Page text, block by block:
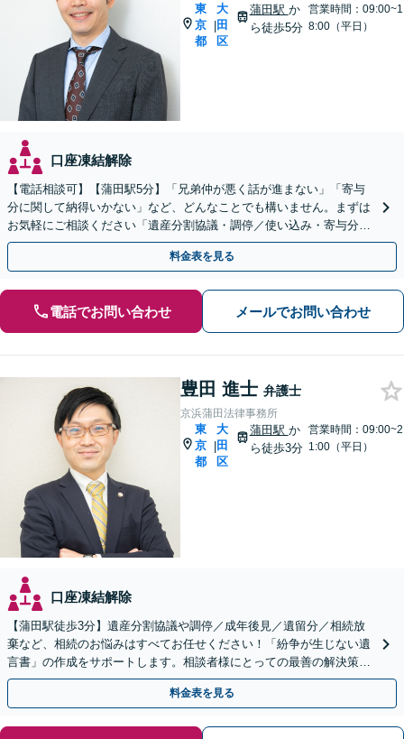
東
京
都
|
大
田
区
蒲田駅 か
ら徒歩5分
営業時間：09:00~1
8:00（平日）
口座凍結解除
【電話相談可】【蒲田駅5分】「兄弟仲が悪く話が進まない」「寄与
分に関して納得いかない」など、どんなことでも構いません。まずは
お気軽にご相談ください「遺産分割協議・調停／使い込み・寄与分／
遺留分侵害額請求／相続放棄／事業承継／遺言書作成など」
料金表を見る
電話でお問い合わせ メールでお問い合わせ
豊田 進士 弁護士
京浜蒲田法律事務所
東
京
都
|
大
田
区
蒲田駅 か
ら徒歩3分
営業時間：09:00~2
1:00（平日）
口座凍結解除
【蒲田駅徒歩3分】遺産分割協議や調停／成年後見／遺留分／相続放
棄など、相続のお悩みはすべてお任せください！「紛争が生じない遺
言書」の作成をサポートします。相談者様にとっての最善の解決策を
ご提案いたします。
料金表を見る